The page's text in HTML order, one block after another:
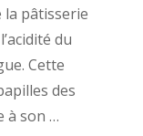
la pâtisserie
du
Cette
des
à son …